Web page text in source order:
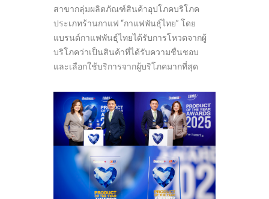
สาขากลุ่มผลิตภัณฑ์สินค้าอุปโภคบริโภค
ประเภทร้านกาแฟ “กาแฟพันธุ์ไทย” โดย
แบรนด์กาแฟพันธุ์ไทยได้รับการโหวตจากผู้
บริโภคว่าเป็นสินค้าที่ได้รับความชื่นชอบ
และเลือกใช้บริการจากผู้บริโภคมากที่สุด